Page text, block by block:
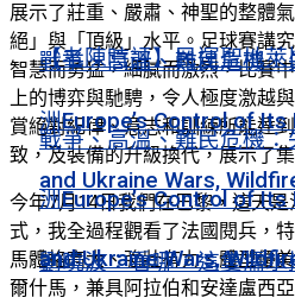
戰爭、高溫、難民危機
洲Europe’s Control of
and Ukraine Wars,
劉曉波：看哪，這隻濡水
【老陳時評】民運聖地
戰爭、高溫、難民危機
洲Europe’s Control of
and Ukraine Wars,
展示了莊重、嚴肅、神聖的整體
絕」與「頂級」水平。足球賽講
智慧而勇猛，細膩而激烈，比賽
上的博弈與馳騁，令人極度激越
賞絕對紀律、意志和訓練所能達
致，及裝備的升級換代，展示了
今年7月14日我們在巴黎，這天
式，我全過程觀看了法國閱兵，
馬體格高大、強壯有力、體型優
爾什馬，兼具阿拉伯和安達盧西